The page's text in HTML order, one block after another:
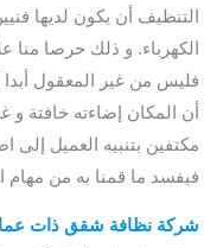
التنظيف أن يكون لديها
الكهرباء. و ذلك حرصا منا
فليس من غير المعقول أبدا
أن المكان إضاءته خافتة و
مكتفين بتنبيه العميل إلى
فيفسد ما قمنا به من مهام
شركة نظافة شقق ذات